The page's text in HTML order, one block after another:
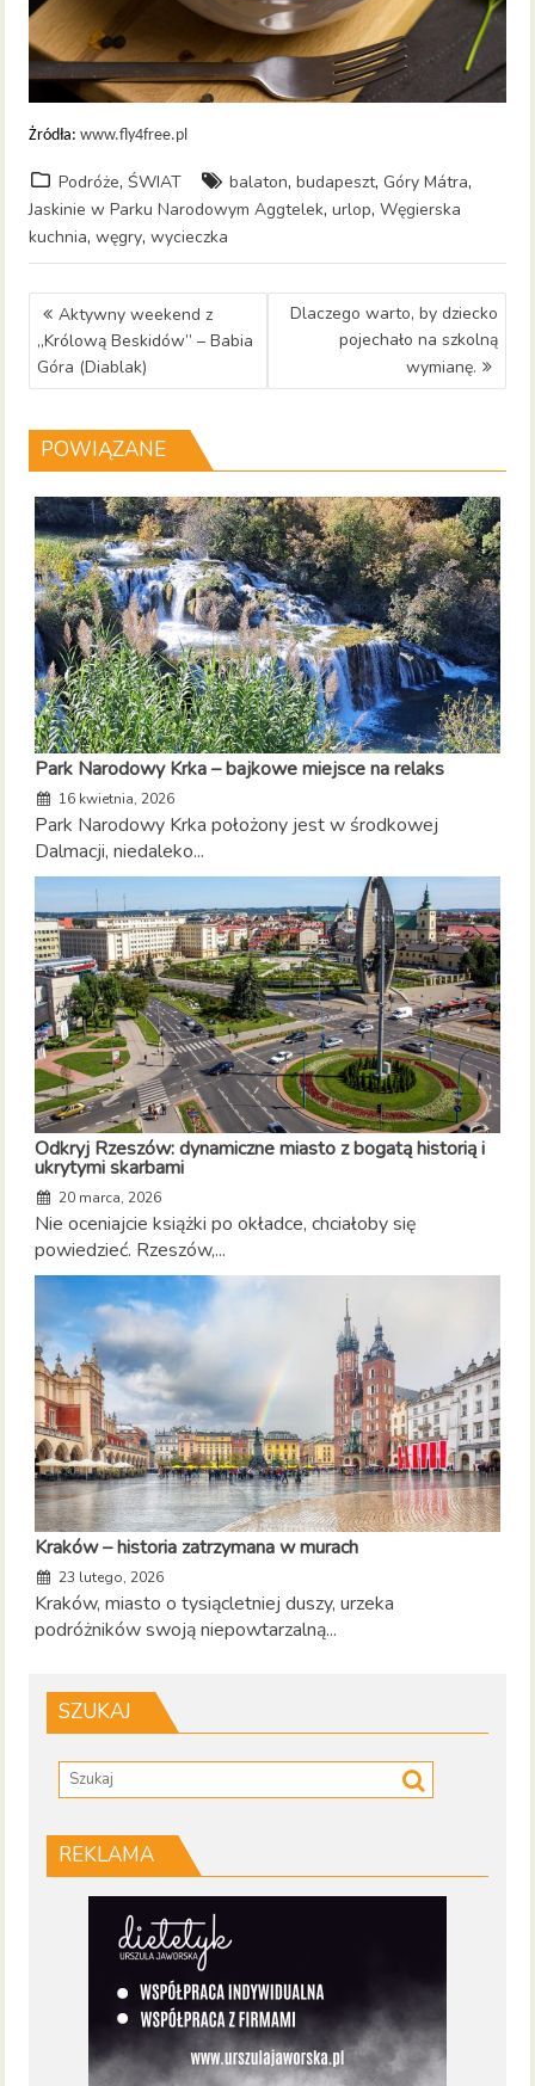
Żródła:www.fly4free.pl
Podróże,ŚWIAT balaton,budapeszt,Góry Mátra,
Jaskinie w Parku Narodowym Aggtelek,urlop,Węgierska
kuchnia,węgry,wycieczka
Nawigacja
wpisu
Aktywny weekend z
„Królową Beskidów” – Babia
Góra (Diablak)
Dlaczego warto, by dziecko
pojechało na szkolną
wymianę.
POWIĄZANE
Park Narodowy Krka – bajkowe miejsce na relaks
16 kwietnia, 2026
Park Narodowy Krka położony jest w środkowej
Dalmacji, niedaleko...
Odkryj Rzeszów: dynamiczne miasto z bogatą historią i
ukrytymi skarbami
20 marca, 2026
Nie oceniajcie książki po okładce, chciałoby się
powiedzieć. Rzeszów,...
Kraków – historia zatrzymana w murach
23 lutego, 2026
Kraków, miasto o tysiącletniej duszy, urzeka
podróżników swoją niepowtarzalną...
SZUKAJ
REKLAMA